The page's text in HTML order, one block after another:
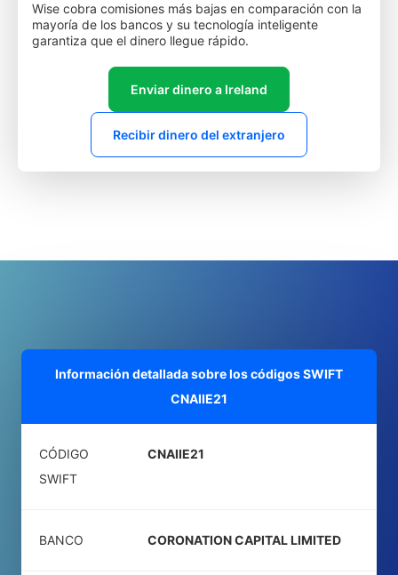
Wise cobra comisiones más bajas en comparación con la
mayoría de los bancos y su tecnología inteligente
garantiza que el dinero llegue rápido.
Enviar dinero a Ireland
Recibir dinero del extranjero
Información detallada sobre los códigos SWIFT
CNAIIE21
CÓDIGO
SWIFT
CNAIIE21
BANCO CORONATION CAPITAL LIMITED